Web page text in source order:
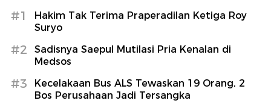
#1
Hakim Tak Terima Praperadilan Ketiga Roy
Suryo
#2
Sadisnya Saepul Mutilasi Pria Kenalan di
Medsos
#3
Kecelakaan Bus ALS Tewaskan 19 Orang, 2
Bos Perusahaan Jadi Tersangka